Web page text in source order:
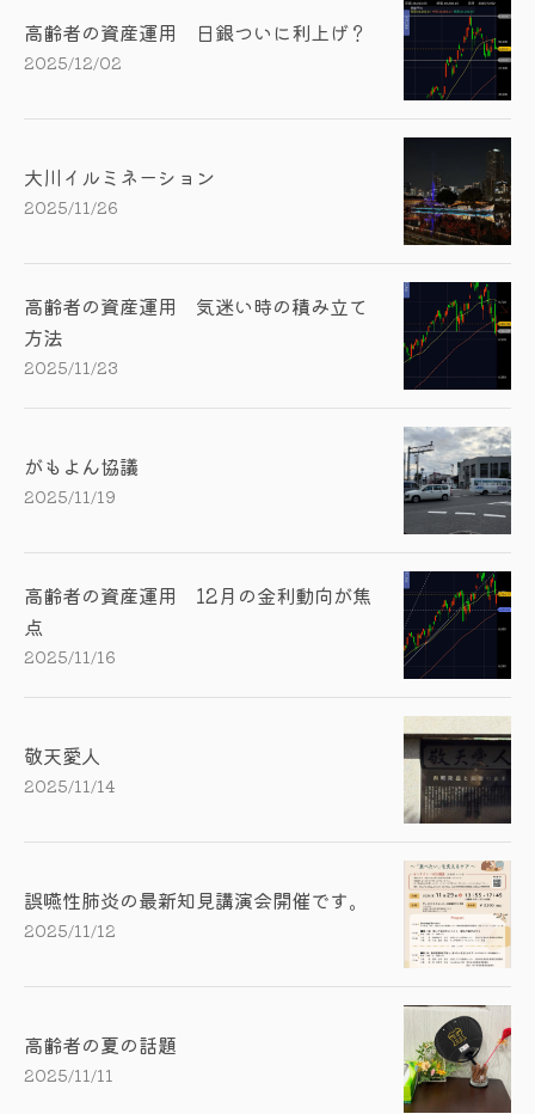
高齢者の資産運用 日銀ついに利上げ？
2025/12/02
大川イルミネーション
2025/11/26
高齢者の資産運用 気迷い時の積み立て
方法
2025/11/23
がもよん協議
2025/11/19
高齢者の資産運用 12月の金利動向が焦
点
2025/11/16
敬天愛人
2025/11/14
誤嚥性肺炎の最新知見講演会開催です。
2025/11/12
高齢者の夏の話題
2025/11/11